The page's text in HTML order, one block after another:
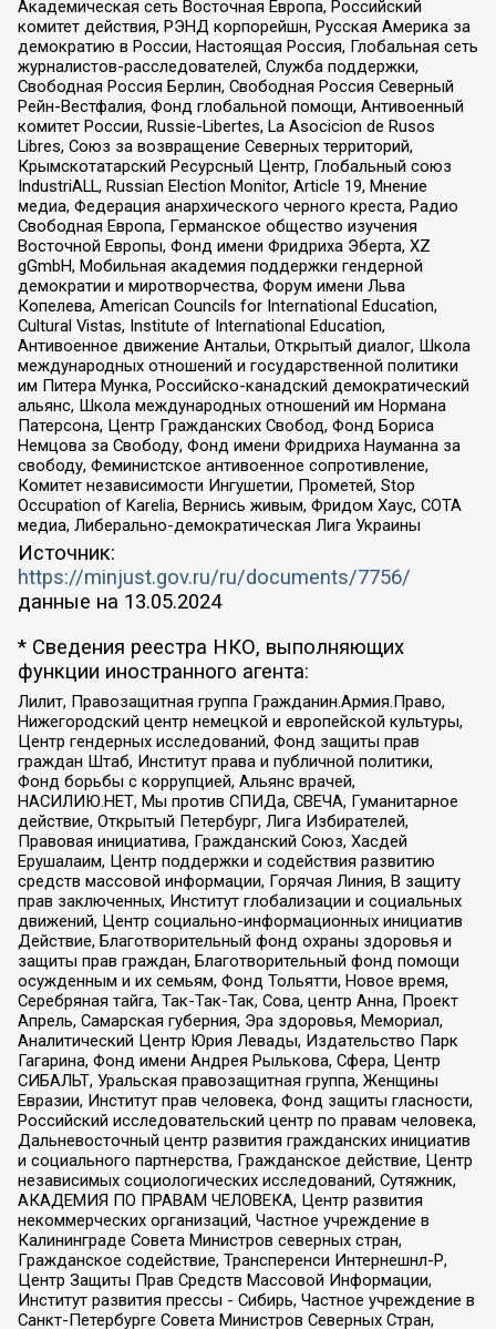
Академическая сеть Восточная Европа, Российский
комитет действия, РЭНД корпорейшн, Русская Америка за
демократию в России, Настоящая Россия, Глобальная сеть
журналистов-расследователей, Служба поддержки,
Свободная Россия Берлин, Свободная Россия Северный
Рейн-Вестфалия, Фонд глобальной помощи, Антивоенный
комитет России, Russie-Libertes, La Asocicion de Rusos
Libres, Союз за возвращение Северных территорий,
Крымскотатарский Ресурсный Центр, Глобальный союз
IndustriALL, Russian Election Monitor, Article 19, Мнение
медиа, Федерация анархического черного креста, Радио
Свободная Европа, Германское общество изучения
Восточной Европы, Фонд имени Фридриха Эберта, XZ
gGmbH, Мобильная академия поддержки гендерной
демократии и миротворчества, Форум имени Льва
Копелева, American Councils for International Education,
Cultural Vistas, Institute of International Education,
Антивоенное движение Антальи, Открытый диалог, Школа
международных отношений и государственной политики
им Питера Мунка, Российско-канадский демократический
альянс, Школа международных отношений им Нормана
Патерсона, Центр Гражданских Свобод, Фонд Бориса
Немцова за Свободу, Фонд имени Фридриха Науманна за
свободу, Феминистское антивоенное сопротивление,
Комитет независимости Ингушетии, Прометей, Stop
Occupation of Karelia, Вернись живым, Фридом Хаус, СОТА
медиа, Либерально-демократическая Лига Украины
Источник:
https://minjust.gov.ru/ru/documents/7756/
данные на 13.05.2024
* Сведения реестра НКО, выполняющих
функции иностранного агента:
Лилит, Правозащитная группа Гражданин.Армия.Право,
Нижегородский центр немецкой и европейской культуры,
Центр гендерных исследований, Фонд защиты прав
граждан Штаб, Институт права и публичной политики,
Фонд борьбы с коррупцией, Альянс врачей,
НАСИЛИЮ.НЕТ, Мы против СПИДа, СВЕЧА, Гуманитарное
действие, Открытый Петербург, Лига Избирателей,
Правовая инициатива, Гражданский Союз, Хасдей
Ерушалаим, Центр поддержки и содействия развитию
средств массовой информации, Горячая Линия, В защиту
прав заключенных, Институт глобализации и социальных
движений, Центр социально-информационных инициатив
Действие, Благотворительный фонд охраны здоровья и
защиты прав граждан, Благотворительный фонд помощи
осужденным и их семьям, Фонд Тольятти, Новое время,
Серебряная тайга, Так-Так-Так, Сова, центр Анна, Проект
Апрель, Самарская губерния, Эра здоровья, Мемориал,
Аналитический Центр Юрия Левады, Издательство Парк
Гагарина, Фонд имени Андрея Рылькова, Сфера, Центр
СИБАЛЬТ, Уральская правозащитная группа, Женщины
Евразии, Институт прав человека, Фонд защиты гласности,
Российский исследовательский центр по правам человека,
Дальневосточный центр развития гражданских инициатив
и социального партнерства, Гражданское действие, Центр
независимых социологических исследований, Сутяжник,
АКАДЕМИЯ ПО ПРАВАМ ЧЕЛОВЕКА, Центр развития
некоммерческих организаций, Частное учреждение в
Калининграде Совета Министров северных стран,
Гражданское содействие, Трансперенси Интернешнл-Р,
Центр Защиты Прав Средств Массовой Информации,
Институт развития прессы - Сибирь, Частное учреждение в
Санкт-Петербурге Совета Министров Северных Стран,